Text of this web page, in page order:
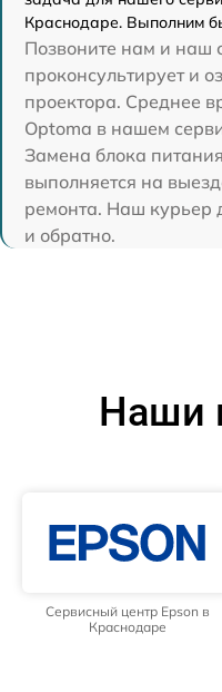
Краснодаре. Выполним
Позвоните нам и наш
проконсультирует и
проектора. Среднее
Optoma в нашем
Замена блока
выполняется на
ремонта. Наш курьер
и обратно.
Наши
Сервисный центр Epson в
Краснодаре